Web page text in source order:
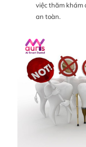
việc thăm khám
an toàn.